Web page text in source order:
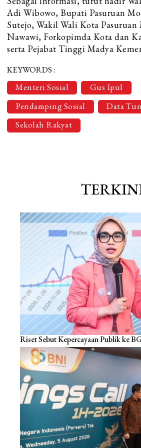
Adi Wibowo, Bupati Pasuruan
Sutejo, Wakil Wali Kota Pasuruan
Nawawi, Forkopimda Kota dan
serta Pejabat Tinggi Madya
KEYWORDS :
Menteri Sosial
Gus Ipul
Pendamping Sosial
Data
Sekolah Rakyat
Riset Sebut Kepercayaan Publik ke